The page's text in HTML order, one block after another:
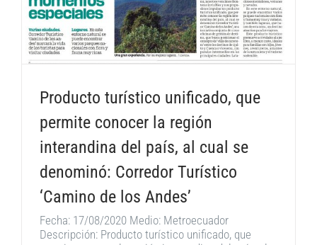
Producto turístico unificado, que
permite conocer la región
interandina del país, al cual se
denominó: Corredor Turístico
‘Camino de los Andes’
Fecha: 17/08/2020 Medio: Metroecuador
Descripción: Producto turístico unificado, que